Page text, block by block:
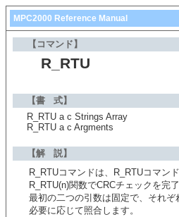
MPC2000 Reference Manual
【コマンド】
R_RTU
【書 式】
R_RTU a c Strings Array
R_RTU a c Argments
【解 説】
R_RTUコマンドは、R_RTUコマン
R_RTU(n)関数でCRCチェックを完
最初の二つの引数は固定で、それ
必要に応じて照合します。